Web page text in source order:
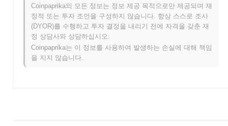
digital asset landscape. More information about the technology and
implementation of the TOADY project can be found on its official
website. TOADY positions itself as a cryptocurrency that is about more
than just the underlying blockchain technology. It's about the people
who use it. The project seeks to provide a unique experience and a
way for community members to share ideas and be part of a digital
movement. The long-term objective is to build a strong and supportive
environment for all involved.
Coinpaprika의 모든 정보는 정보 제공 목적으로만 제공되며 재
정적 또는 투자 조언을 구성하지 않습니다. 항상 스스로 조사
(DYOR)를 수행하고 투자 결정을 내리기 전에 자격을 갖춘 재
정 상담사와 상담하십시오.
Coinpaprika는 이 정보를 사용하여 발생하는 손실에 대해 책임
을 지지 않습니다.